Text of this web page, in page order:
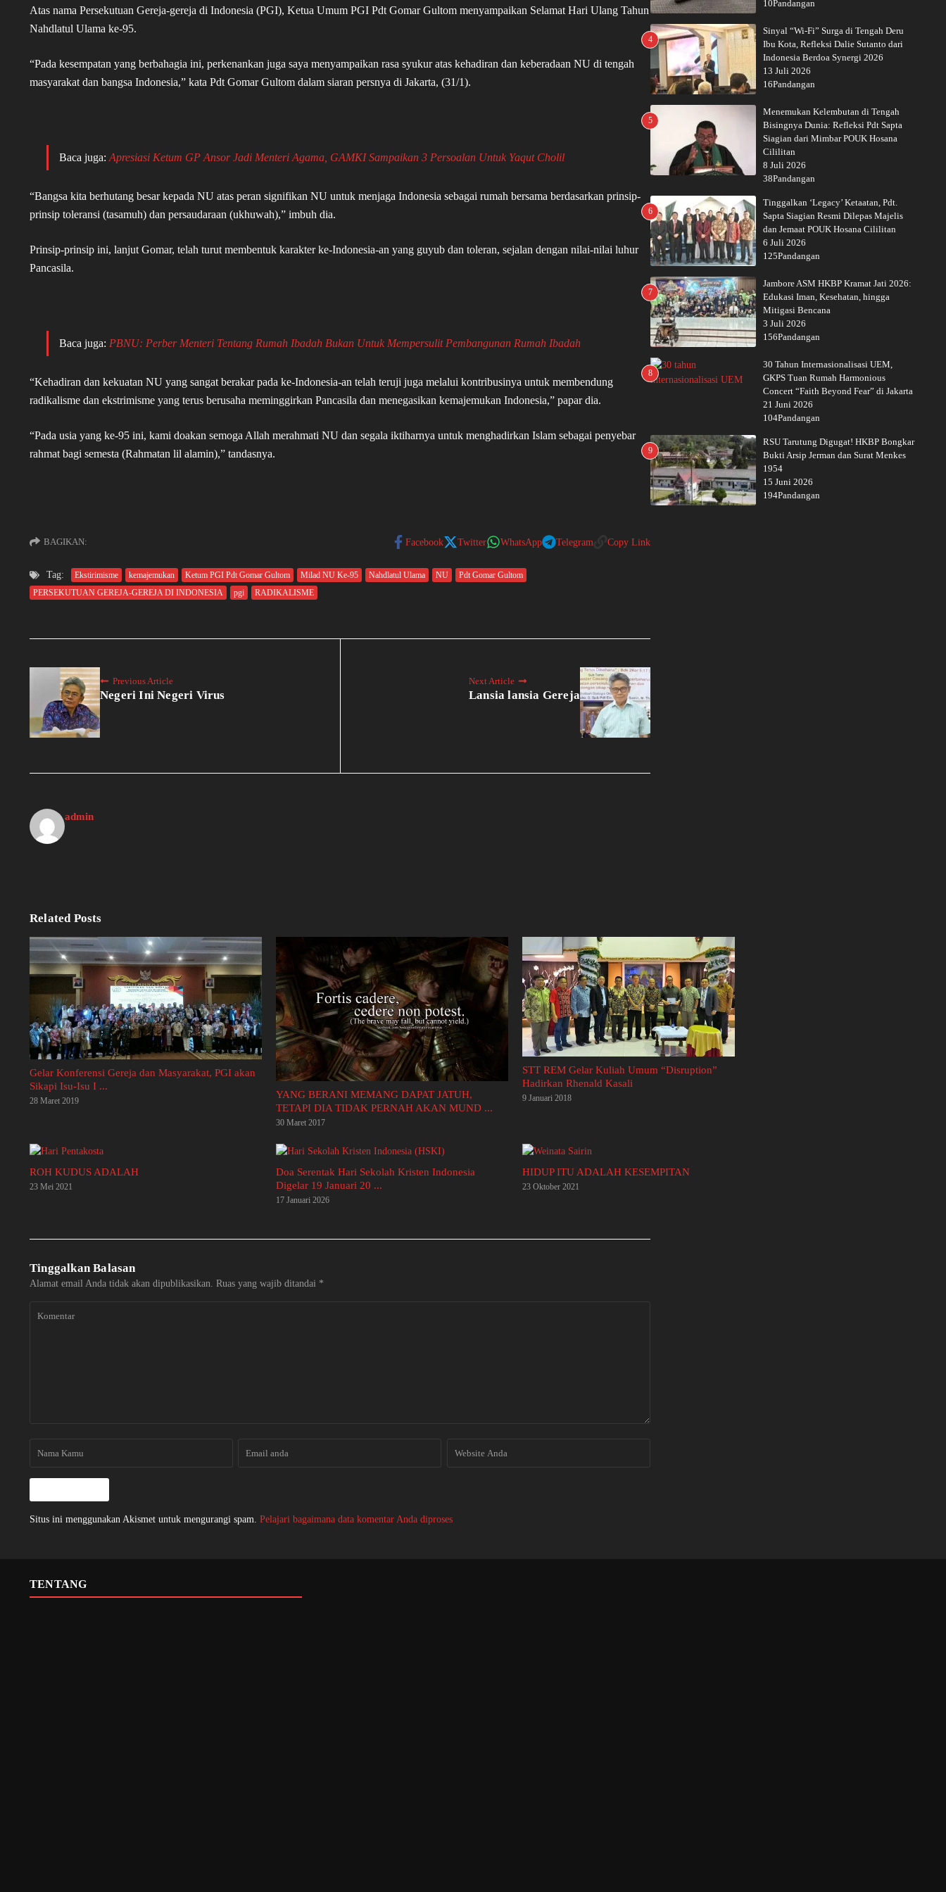
Atas nama Persekutuan Gereja-gereja di Indonesia (PGI), Ketua Umum PGI Pdt Gomar Gultom menyampaikan Selamat Hari Ulang Tahun
Nahdlatul Ulama ke-95.
“Pada kesempatan yang berbahagia ini, perkenankan juga saya menyampaikan rasa syukur atas kehadiran dan keberadaan NU di tengah
masyarakat dan bangsa Indonesia,” kata Pdt Gomar Gultom dalam siaran persnya di Jakarta, (31/1).
Baca juga: Apresiasi Ketum GP Ansor Jadi Menteri Agama, GAMKI Sampaikan 3 Persoalan Untuk Yaqut Cholil
“Bangsa kita berhutang besar kepada NU atas peran signifikan NU untuk menjaga Indonesia sebagai rumah bersama berdasarkan prinsip-
prinsip toleransi (tasamuh) dan persaudaraan (ukhuwah),” imbuh dia.
Prinsip-prinsip ini, lanjut Gomar, telah turut membentuk karakter ke-Indonesia-an yang guyub dan toleran, sejalan dengan nilai-nilai luhur
Pancasila.
Baca juga: PBNU: Perber Menteri Tentang Rumah Ibadah Bukan Untuk Mempersulit Pembangunan Rumah Ibadah
“Kehadiran dan kekuatan NU yang sangat berakar pada ke-Indonesia-an telah teruji juga melalui kontribusinya untuk membendung
radikalisme dan ekstrimisme yang terus berusaha meminggirkan Pancasila dan menegasikan kemajemukan Indonesia,” papar dia.
“Pada usia yang ke-95 ini, kami doakan semoga Allah merahmati NU dan segala iktiharnya untuk menghadirkan Islam sebagai penyebar
rahmat bagi semesta (Rahmatan lil alamin),” tandasnya.
BAGIKAN: Facebook Twitter WhatsApp Telegram Copy Link
Tag: Ekstirimisme kemajemukan Ketum PGI Pdt Gomar Gultom Milad NU Ke-95 Nahdlatul Ulama NU
Pdt Gomar Gultom
PERSEKUTUAN GEREJA-GEREJA DI INDONESIA
pgi RADIKALISME
Previous Article
Negeri Ini Negeri Virus
Next Article
Lansia lansia Gereja
admin
Related Posts
Gelar Konferensi Gereja dan Masyarakat, PGI akan
Sikapi Isu-Isu I ...
28 Maret 2019
YANG BERANI MEMANG DAPAT JATUH,
TETAPI DIA TIDAK PERNAH AKAN MUND ...
30 Maret 2017
STT REM Gelar Kuliah Umum “Disruption”
Hadirkan Rhenald Kasali
9 Januari 2018
ROH KUDUS ADALAH
23 Mei 2021
Doa Serentak Hari Sekolah Kristen Indonesia
Digelar 19 Januari 20 ...
17 Januari 2026
HIDUP ITU ADALAH KESEMPITAN
23 Oktober 2021
Tinggalkan Balasan
Alamat email Anda tidak akan dipublikasikan. Ruas yang wajib ditandai *
Situs ini menggunakan Akismet untuk mengurangi spam. Pelajari bagaimana data komentar Anda diproses
10Pandangan
4
Sinyal “Wi-Fi” Surga di Tengah Deru
Ibu Kota, Refleksi Dalie Sutanto dari
Indonesia Berdoa Synergi 2026
13 Juli 2026
16Pandangan
5
Menemukan Kelembutan di Tengah
Bisingnya Dunia: Refleksi Pdt Sapta
Siagian dari Mimbar POUK Hosana
Cililitan
8 Juli 2026
38Pandangan
6
Tinggalkan ‘Legacy’ Ketaatan, Pdt.
Sapta Siagian Resmi Dilepas Majelis
dan Jemaat POUK Hosana Cililitan
6 Juli 2026
125Pandangan
7
Jambore ASM HKBP Kramat Jati 2026:
Edukasi Iman, Kesehatan, hingga
Mitigasi Bencana
3 Juli 2026
156Pandangan
8
30 Tahun Internasionalisasi UEM,
GKPS Tuan Rumah Harmonious
Concert “Faith Beyond Fear” di Jakarta
21 Juni 2026
104Pandangan
9
RSU Tarutung Digugat! HKBP Bongkar
Bukti Arsip Jerman dan Surat Menkes
1954
15 Juni 2026
194Pandangan
TENTANG